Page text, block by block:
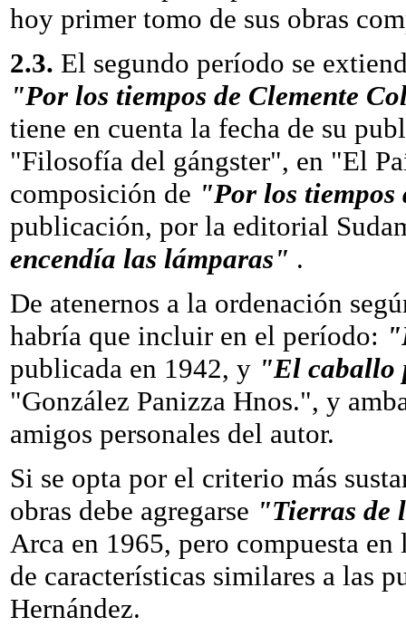
hoy primer tomo de sus obras
2.3. El segundo período se
"Por los tiempos de Clemente
tiene en cuenta la fecha de su
"Filosofía del gángster", en "El
composición de "Por los
publicación, por la editorial
encendía las lámparas" .
De atenernos a la ordenación
habría que incluir en el período:
publicada en 1942, y "El caballo
"González Panizza Hnos.", y
amigos personales del autor.
Si se opta por el criterio más
obras debe agregarse "Tierras de
Arca en 1965, pero compuesta
de características similares a las
Hernández.